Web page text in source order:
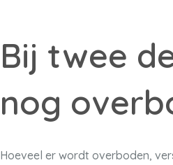
Bij twee
nog
Hoeveel er wordt overboden,